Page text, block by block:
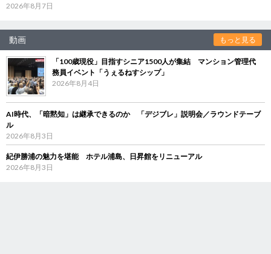
2026年8月7日
動画 もっと見る
「100歳現役」目指すシニア1500人が集結 マンション管理代
務員イベント「うぇるねすシップ」
2026年8月4日
AI時代、「暗黙知」は継承できるのか 「デジブレ」説明会／ラウンドテーブ
ル
2026年8月3日
紀伊勝浦の魅力を堪能 ホテル浦島、日昇館をリニューアル
2026年8月3日